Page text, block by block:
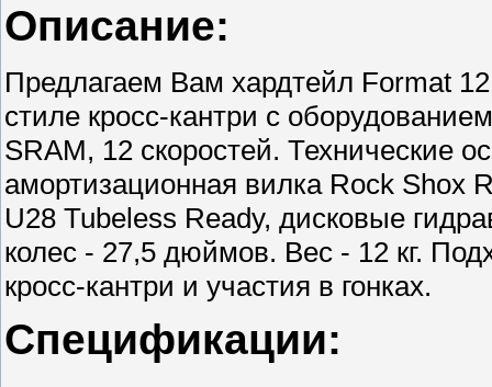
Описание:
Предлагаем Вам хардтейл Format
стиле кросс-кантри с
SRAM, 12 скоростей. Технические
амортизационная вилка Rock Shox
U28 Tubeless Ready, дисковые
колес - 27,5 дюймов. Вес - 12 кг.
кросс-кантри и участия в гонках.
Спецификации: